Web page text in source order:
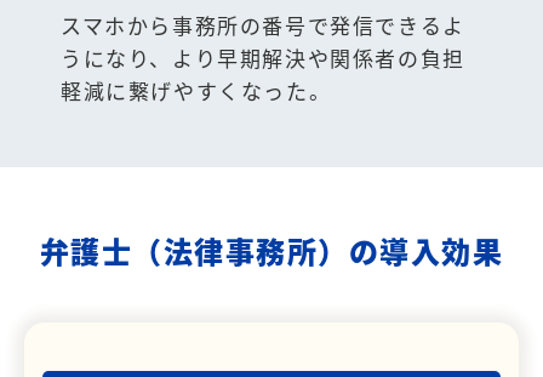
スマホから事務所の番号で発信できるよ
うになり、より早期解決や関係者の負担
軽減に繋げやすくなった。
弁護士（法律事務所）の導入効果